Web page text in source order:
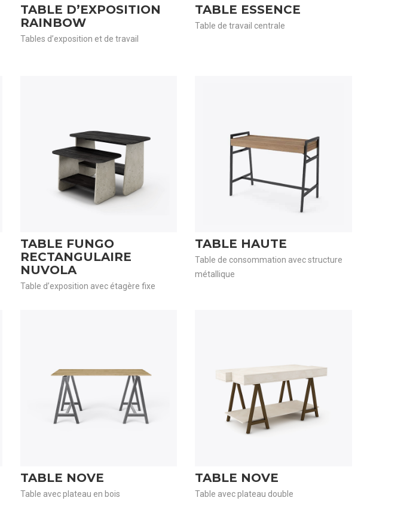
TABLE D’EXPOSITION
RAINBOW
Tables d’exposition et de travail
TABLE ESSENCE
Table de travail centrale
TABLE FUNGO
RECTANGULAIRE
NUVOLA
Table d’exposition avec étagère fixe
TABLE HAUTE
Table de consommation avec structure
métallique
TABLE NOVE
Table avec plateau en bois
TABLE NOVE
Table avec plateau double